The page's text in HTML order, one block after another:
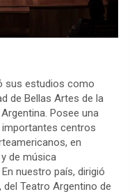
sus estudios como
de Bellas Artes de la
Posee una
centros
en
de música
nuestro país, dirigió
Teatro Argentino de